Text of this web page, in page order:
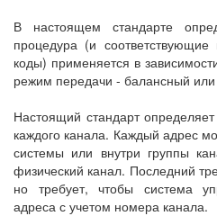
В настоящем стандарте
процедура (и
коды) применяется в
режим передачи - балансный
Настоящий стандарт
каждого канала. Каждый адрес
системы или внутри группы
физический канал. Последний
но требует, чтобы система
адреса с учетом номера канала.